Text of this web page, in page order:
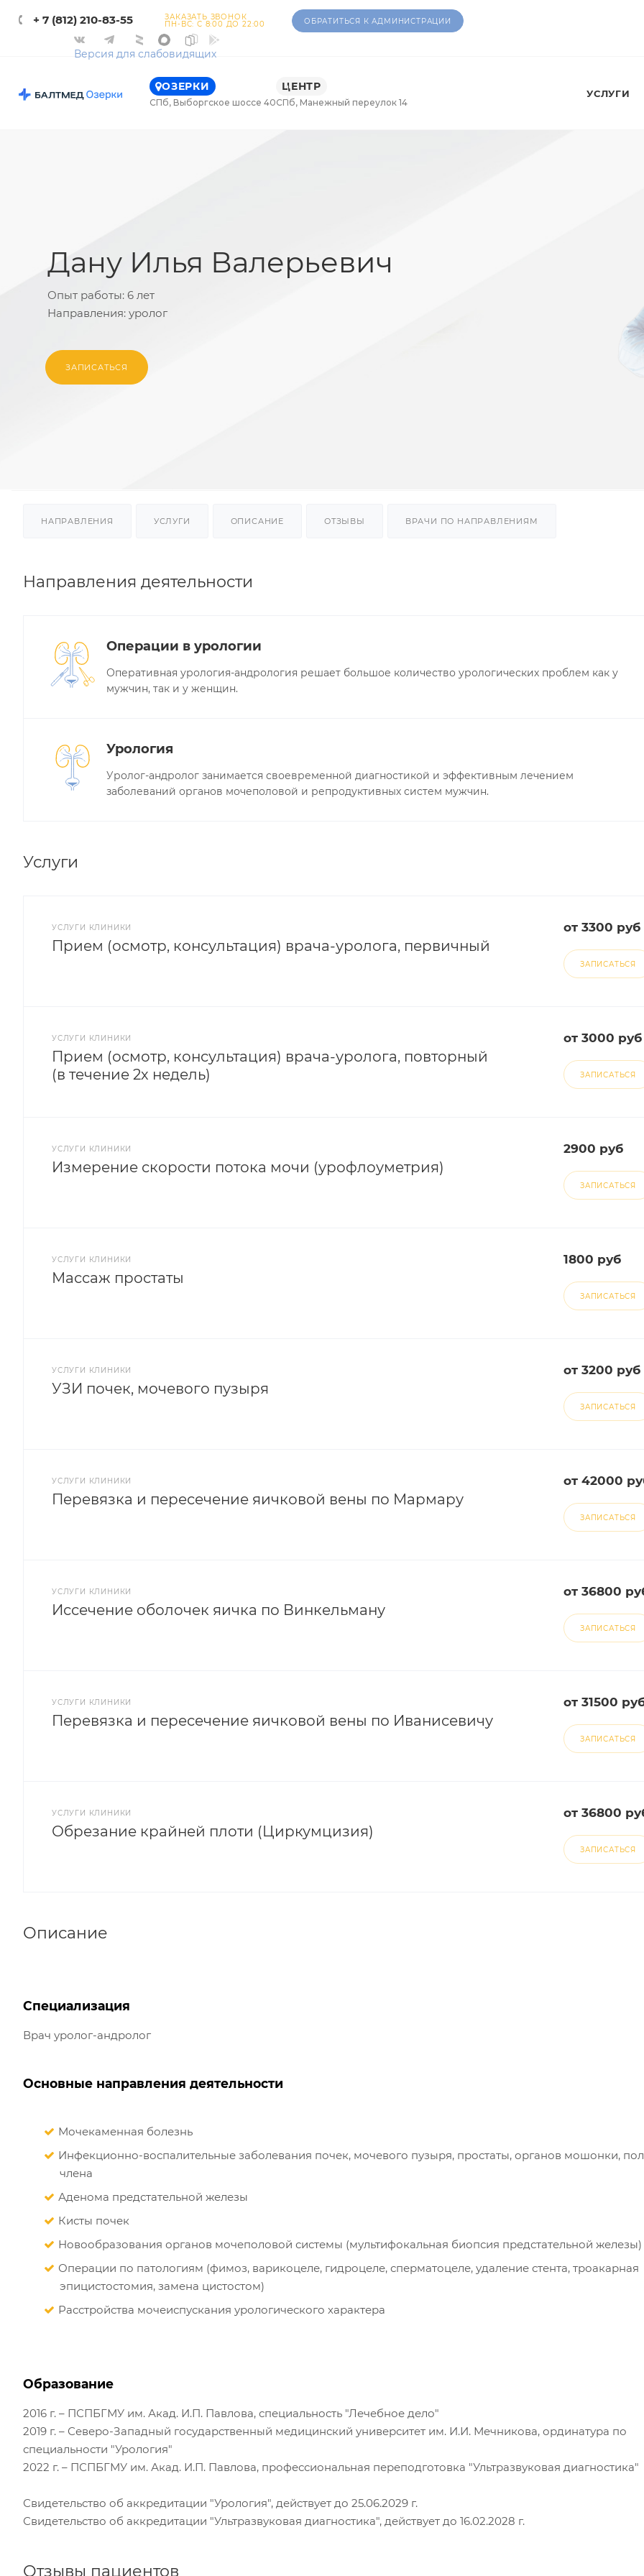
+ 7 (812) 210-83-55 ЗАКАЗАТЬ ЗВОНОК
ПН-ВС: С 8:00 ДО 22:00 ОБРАТИТЬСЯ К АДМИНИСТРАЦИИ
Версия для слабовидящих
ОЗЕРКИ
СПб, Выборгское шоссе 40
ЦЕНТР
СПб, Манежный переулок 14
УСЛУГИ
Дану Илья Валерьевич
Опыт работы: 6 лет
Направления: уролог
ЗАПИСАТЬСЯ
НАПРАВЛЕНИЯ УСЛУГИ ОПИСАНИЕ ОТЗЫВЫ ВРАЧИ ПО НАПРАВЛЕНИЯМ
Направления деятельности
Операции в урологии
Оперативная урология-андрология решает большое количество урологических проблем как у
мужчин, так и у женщин.
Урология
Уролог-андролог занимается своевременной диагностикой и эффективным лечением
заболеваний органов мочеполовой и репродуктивных систем мужчин.
Услуги
УСЛУГИ КЛИНИКИ
Прием (осмотр, консультация) врача-уролога, первичный
от 3300 руб
ЗАПИСАТЬСЯ
УСЛУГИ КЛИНИКИ
Прием (осмотр, консультация) врача-уролога, повторный
(в течение 2х недель)
от 3000 руб
ЗАПИСАТЬСЯ
УСЛУГИ КЛИНИКИ
Измерение скорости потока мочи (урофлоуметрия)
2900 руб
ЗАПИСАТЬСЯ
УСЛУГИ КЛИНИКИ
Массаж простаты
1800 руб
ЗАПИСАТЬСЯ
УСЛУГИ КЛИНИКИ
УЗИ почек, мочевого пузыря
от 3200 руб
ЗАПИСАТЬСЯ
УСЛУГИ КЛИНИКИ
Перевязка и пересечение яичковой вены по Мармару
от 42000
ЗАПИСАТЬСЯ
УСЛУГИ КЛИНИКИ
Иссечение оболочек яичка по Винкельману
от 36800
ЗАПИСАТЬСЯ
УСЛУГИ КЛИНИКИ
Перевязка и пересечение яичковой вены по Иванисевичу
от 31500
ЗАПИСАТЬСЯ
УСЛУГИ КЛИНИКИ
Обрезание крайней плоти (Циркумцизия)
от 36800
ЗАПИСАТЬСЯ
Описание
Специализация
Врач уролог-андролог
Основные направления деятельности
Мочекаменная болезнь
Инфекционно-воспалительные заболевания почек, мочевого пузыря, простаты, органов мошонки,
члена
Аденома предстательной железы
Кисты почек
Новообразования органов мочеполовой системы (мультифокальная биопсия предстательной железы)
Операции по патологиям (фимоз, варикоцеле, гидроцеле, сперматоцеле, удаление стента, троакарная
эпицистостомия, замена цистостом)
Расстройства мочеиспускания урологического характера
Образование
2016 г. – ПСПБГМУ им. Акад. И.П. Павлова, специальность "Лечебное дело"
2019 г. – Северо-Западный государственный медицинский университет им. И.И. Мечникова, ординатура по
специальности "Урология"
2022 г. – ПСПБГМУ им. Акад. И.П. Павлова, профессиональная переподготовка "Ультразвуковая диагностика"
Свидетельство об аккредитации "Урология", действует до 25.06.2029 г.
Свидетельство об аккредитации "Ультразвуковая диагностика", действует до 16.02.2028 г.
Отзывы пациентов